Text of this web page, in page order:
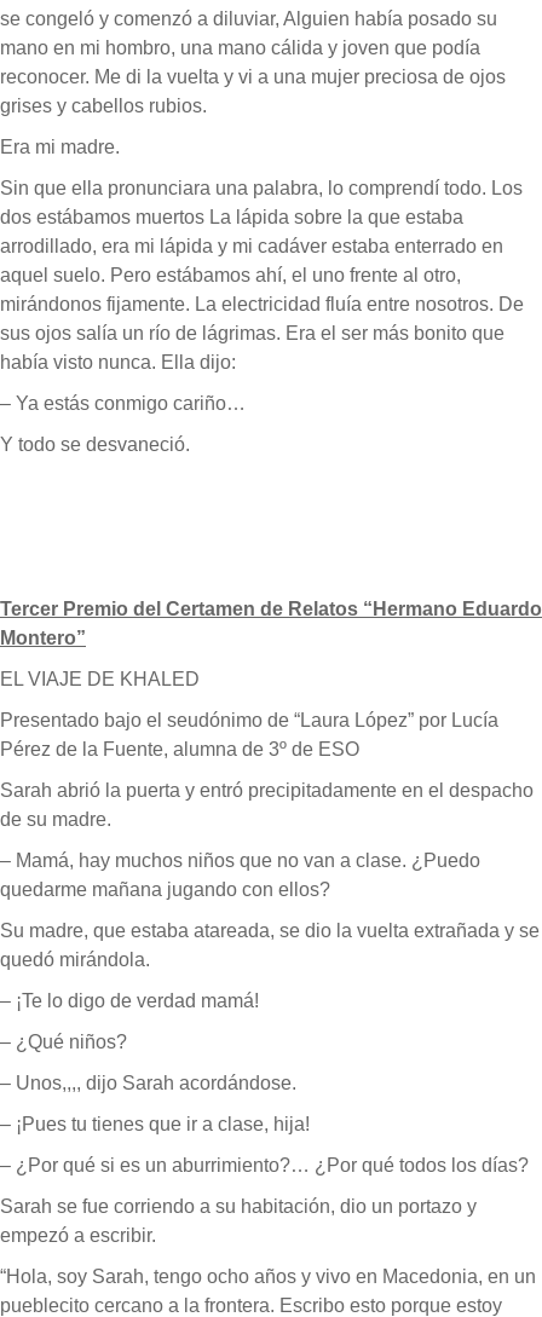
se congeló y comenzó a diluviar, Alguien había posado su
mano en mi hombro, una mano cálida y joven que podía
reconocer. Me di la vuelta y vi a una mujer preciosa de ojos
grises y cabellos rubios.
Era mi madre.
Sin que ella pronunciara una palabra, lo comprendí todo. Los
dos estábamos muertos La lápida sobre la que estaba
arrodillado, era mi lápida y mi cadáver estaba enterrado en
aquel suelo. Pero estábamos ahí, el uno frente al otro,
mirándonos fijamente. La electricidad fluía entre nosotros. De
sus ojos salía un río de lágrimas. Era el ser más bonito que
había visto nunca. Ella dijo:
– Ya estás conmigo cariño…
Y todo se desvaneció.
Tercer Premio del Certamen de Relatos “Hermano Eduardo
Montero”
EL VIAJE DE KHALED
Presentado bajo el seudónimo de “Laura López” por Lucía
Pérez de la Fuente, alumna de 3º de ESO
Sarah abrió la puerta y entró precipitadamente en el despacho
de su madre.
– Mamá, hay muchos niños que no van a clase. ¿Puedo
quedarme mañana jugando con ellos?
Su madre, que estaba atareada, se dio la vuelta extrañada y se
quedó mirándola.
– ¡Te lo digo de verdad mamá!
– ¿Qué niños?
– Unos,,,, dijo Sarah acordándose.
– ¡Pues tu tienes que ir a clase, hija!
– ¿Por qué si es un aburrimiento?… ¿Por qué todos los días?
Sarah se fue corriendo a su habitación, dio un portazo y
empezó a escribir.
“Hola, soy Sarah, tengo ocho años y vivo en Macedonia, en un
pueblecito cercano a la frontera. Escribo esto porque estoy